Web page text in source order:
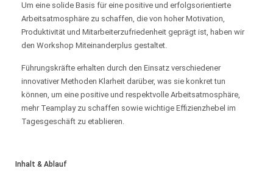
Um eine solide Basis für eine positive und erfolgsorientierte
Arbeitsatmosphäre zu schaffen, die von hoher Motivation,
Produktivität und Mitarbeiterzufriedenheit geprägt ist, haben wir
den Workshop Miteinanderplus gestaltet.
Führungskräfte erhalten durch den Einsatz verschiedener
innovativer Methoden Klarheit darüber, was sie konkret tun
können, um eine positive und respektvolle Arbeitsatmosphäre,
mehr Teamplay zu schaffen sowie wichtige Effizienzhebel im
Tagesgeschäft zu etablieren.
Inhalt & Ablauf